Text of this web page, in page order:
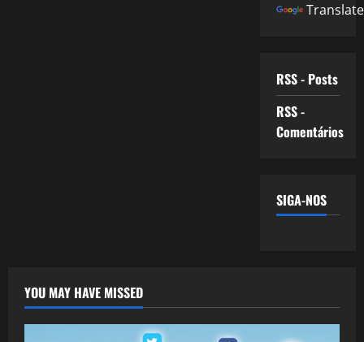
Translate
RSS - Posts
RSS -
Comentários
SIGA-NOS
YOU MAY HAVE MISSED